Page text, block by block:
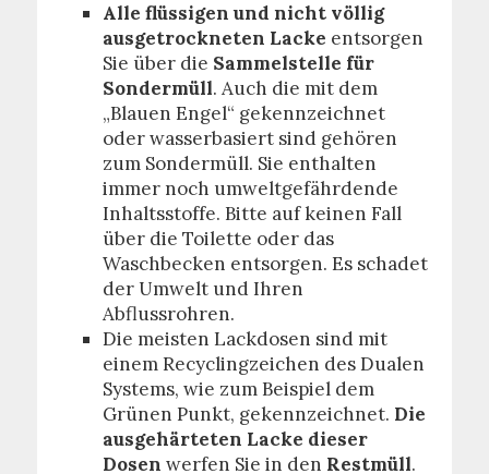
Alle flüssigen und nicht völlig
ausgetrockneten Lacke entsorgen
Sie über die Sammelstelle für
Sondermüll. Auch die mit dem
„Blauen Engel“ gekennzeichnet
oder wasserbasiert sind gehören
zum Sondermüll. Sie enthalten
immer noch umweltgefährdende
Inhaltsstoffe. Bitte auf keinen Fall
über die Toilette oder das
Waschbecken entsorgen. Es schadet
der Umwelt und Ihren
Abflussrohren.
Die meisten Lackdosen sind mit
einem Recyclingzeichen des Dualen
Systems, wie zum Beispiel dem
Grünen Punkt, gekennzeichnet. Die
ausgehärteten Lacke dieser
Dosen werfen Sie in den Restmüll.